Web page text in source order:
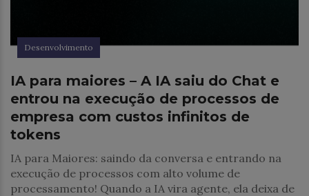
Desenvolvimento
IA para maiores – A IA saiu do Chat e
entrou na execução de processos de
empresa com custos infinitos de
tokens
IA para Maiores: saindo da conversa e entrando na
execução de processos com alto volume de
processamento! Quando a IA vira agente, ela deixa de